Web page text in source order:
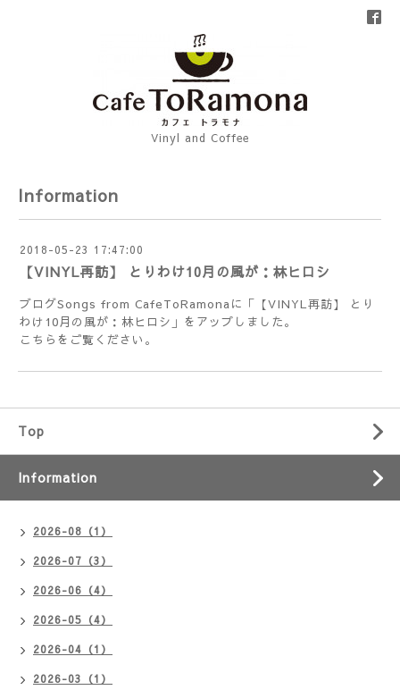
Vinyl and Coffee
Information
2018-05-23 17:47:00
【VINYL再訪】 とりわけ10月の風が：林ヒロシ
ブログSongs from CafeToRamonaに「【VINYL再訪】 とり
わけ10月の風が：林ヒロシ」をアップしました。
こちら をご覧ください。
Top
Information
2026-08（1）
2026-07（3）
2026-06（4）
2026-05（4）
2026-04（1）
2026-03（1）